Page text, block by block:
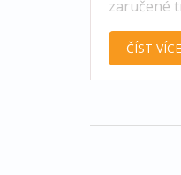
zaručené
domov
ČÍST VÍCE